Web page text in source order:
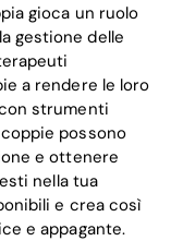
gioca un ruolo
gestione delle
a rendere le loro
strumenti
possono
e ottenere
nella tua
e crea così
e appagante.